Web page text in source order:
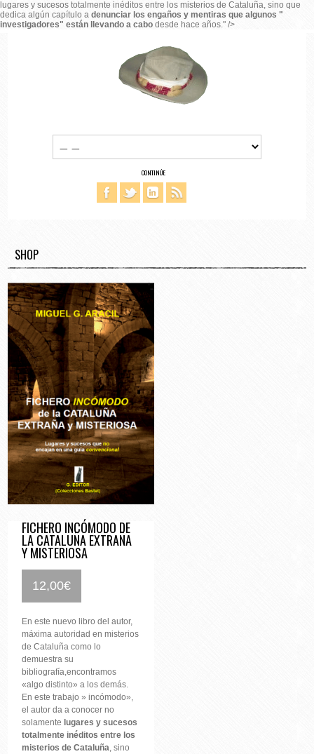
lugares y sucesos totalmente inéditos entre los misterios de Cataluña, sino que
dedica algún capítulo a denunciar los engaños y mentiras que algunos "
investigadores" están llevando a cabo desde hace años." />
CONTINÚE
SHOP
FICHERO INCÓMODO DE
LA CATALUÑA EXTRAÑA
Y MISTERIOSA
12,00€
En este nuevo libro del autor,
máxima autoridad en misterios
de Cataluña como lo
demuestra su
bibliografía,encontramos
«algo distinto» a los demás.
En este trabajo » incómodo»,
el autor da a conocer no
solamente lugares y sucesos
totalmente inéditos entre los
misterios de Cataluña, sino